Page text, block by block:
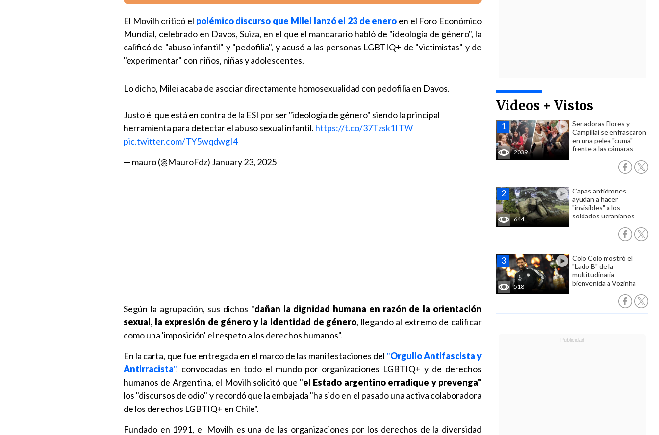
Videos + Vistos
2039
Senadoras Flores y
Campillai se enfrascaron
en una pelea "cuma"
frente a las cámaras
644
Capas antidrones
ayudan a hacer
"invisibles" a los
soldados ucranianos
518
Colo Colo mostró el
"Lado B" de la
multitudinaria
bienvenida a Vozinha
El Movilh criticó el polémico discurso que Milei lanzó el 23 de enero en el Foro Económico
Mundial, celebrado en Davos, Suiza, en el que el mandarario habló de "ideología de género", la
calificó de "abuso infantil" y "pedofilia", y acusó a las personas LGBTIQ+ de "victimistas" y de
"experimentar" con niños, niñas y adolescentes.
Lo dicho, Milei acaba de asociar directamente homosexualidad con pedofilia en Davos.
Justo él que está en contra de la ESI por ser "ideología de género" siendo la principal
herramienta para detectar el abuso sexual infantil. https://t.co/37Tzsk1ITW
pic.twitter.com/TY5wqdwgI4
— mauro (@MauroFdz) January 23, 2025
Según la agrupación, sus dichos "dañan la dignidad humana en razón de la orientación
sexual, la expresión de género y la identidad de género, llegando al extremo de calificar
como una 'imposición' el respeto a los derechos humanos".
En la carta, que fue entregada en el marco de las manifestaciones del "Orgullo Antifascista y
Antirracista", convocadas en todo el mundo por organizaciones LGBTIQ+ y de derechos
humanos de Argentina, el Movilh solicitó que "el Estado argentino erradique y prevenga"
los "discursos de odio" y recordó que la embajada "ha sido en el pasado una activa colaboradora
de los derechos LGBTIQ+ en Chile".
Fundado en 1991, el Movilh es una de las organizaciones por los derechos de la diversidad